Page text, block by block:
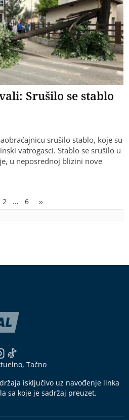
Srušilo se stablo
srušilo stablo, koje su
vatrogasci. Stablo se srušilo u
u neposrednoj blizini nove
2 … 6 »
Tačno
isključivo uz navođenje linka
sa koje je sadržaj preuzet.